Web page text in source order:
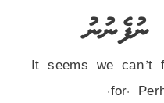
ނުފެނުނު
It seems we can’t
for.